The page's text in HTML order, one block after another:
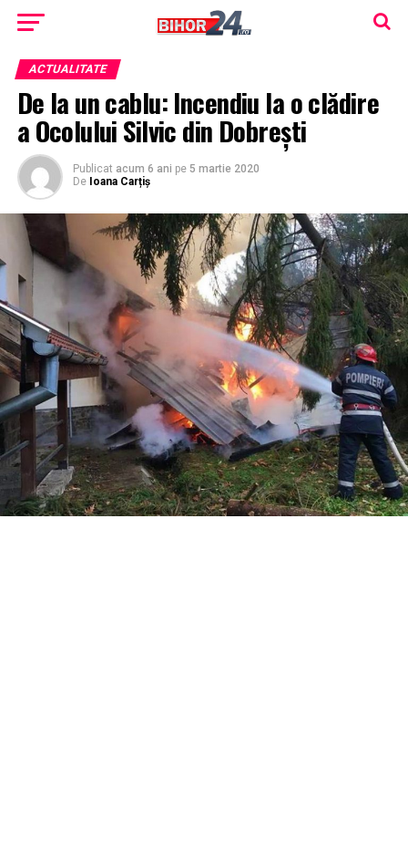
ACTUALITATE
De la un cablu: Incendiu la o clădire
a Ocolului Silvic din Dobreşti
Publicat acum 6 ani pe 5 martie 2020
De Ioana Carțiș